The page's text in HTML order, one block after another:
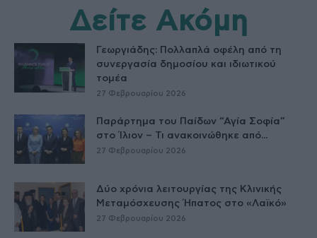
Δείτε Ακόμη
Γεωργιάδης: Πολλαπλά οφέλη από τη
συνεργασία δημοσίου και ιδιωτικού
τομέα
27 Φεβρουαρίου 2026
Παράρτημα του Παίδων “Αγία Σοφία”
στο Ίλιον – Τι ανακοινώθηκε από...
27 Φεβρουαρίου 2026
Δύο χρόνια λειτουργίας της Κλινικής
Μεταμόσχευσης Ήπατος στο «Λαϊκό»
27 Φεβρουαρίου 2026